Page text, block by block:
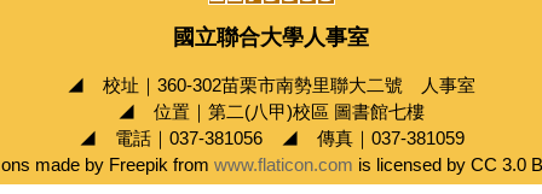
國立聯合大學人事室
◢ 校址｜360-302苗栗市南勢里聯大二號 人事室
◢ 位置｜第二(八甲)校區 圖書館七樓
◢ 電話｜037-381056 ◢ 傳真｜037-381059
made by Freepik from www.flaticon.com is licensed by CC 3.0